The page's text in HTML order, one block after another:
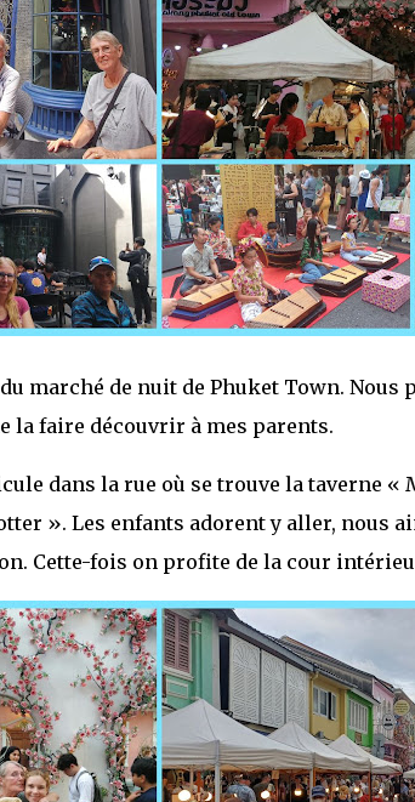
marché de nuit de Phuket Town.
la faire découvrir à mes parents.
dans la rue où se trouve la taverne «
». Les enfants adorent y aller, nous
Cette-fois on profite de la cour